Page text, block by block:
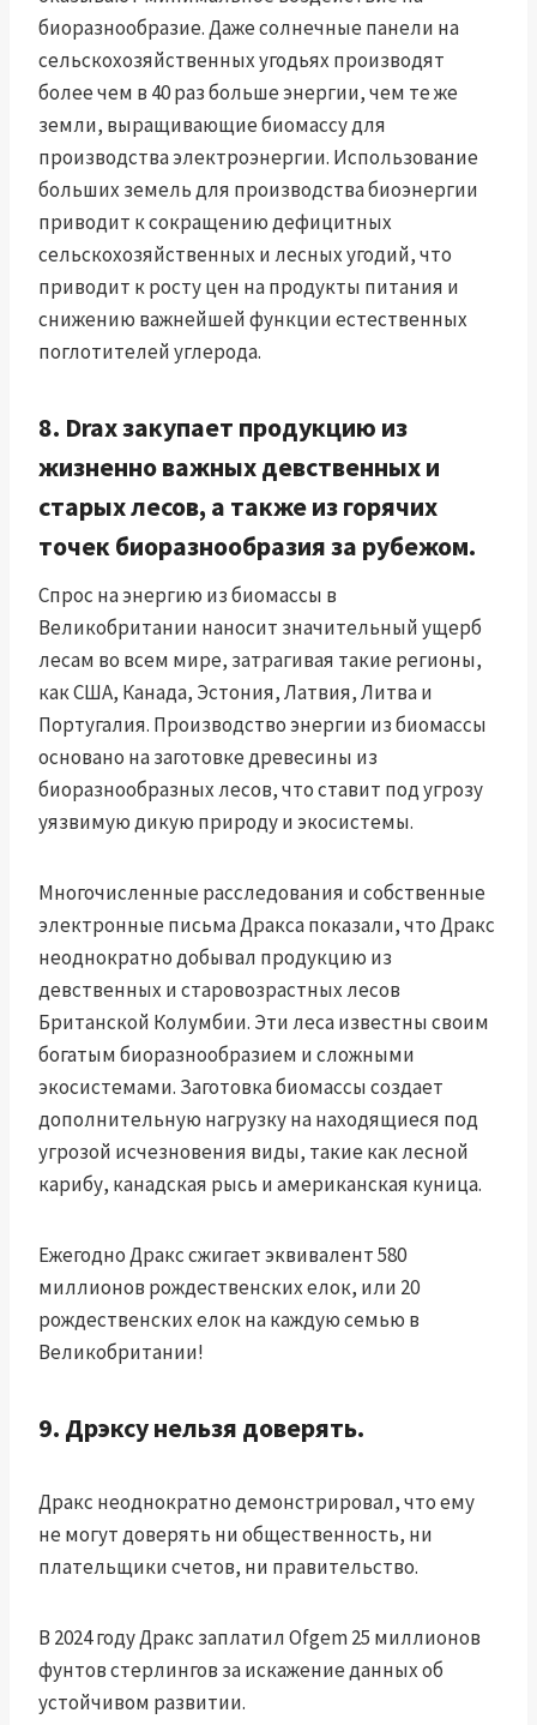
биоразнообразие. Даже солнечные панели на
сельскохозяйственных угодьях производят
более чем в 40 раз больше энергии, чем те же
земли, выращивающие биомассу для
производства электроэнергии. Использование
больших земель для производства биоэнергии
приводит к сокращению дефицитных
сельскохозяйственных и лесных угодий, что
приводит к росту цен на продукты питания и
снижению важнейшей функции естественных
поглотителей углерода.
8. Drax закупает продукцию из
жизненно важных девственных и
старых лесов, а также из горячих
точек биоразнообразия за рубежом.
Спрос на энергию из биомассы в
Великобритании наносит значительный ущерб
лесам во всем мире, затрагивая такие регионы,
как США, Канада, Эстония, Латвия, Литва и
Португалия. Производство энергии из биомассы
основано на заготовке древесины из
биоразнообразных лесов, что ставит под угрозу
уязвимую дикую природу и экосистемы.
Многочисленные расследования и собственные
электронные письма Дракса показали, что Дракс
неоднократно добывал продукцию из
девственных и старовозрастных лесов
Британской Колумбии. Эти леса известны своим
богатым биоразнообразием и сложными
экосистемами. Заготовка биомассы создает
дополнительную нагрузку на находящиеся под
угрозой исчезновения виды, такие как лесной
карибу, канадская рысь и американская куница.
Ежегодно Дракс сжигает эквивалент 580
миллионов рождественских елок, или 20
рождественских елок на каждую семью в
Великобритании!
9. Дрэксу нельзя доверять.
Дракс неоднократно демонстрировал, что ему
не могут доверять ни общественность, ни
плательщики счетов, ни правительство.
В 2024 году Дракс заплатил Ofgem 25 миллионов
фунтов стерлингов за искажение данных об
устойчивом развитии.